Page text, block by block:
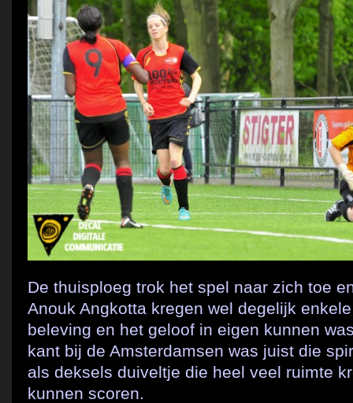
De thuisploeg trok het spel naar zich toe
Anouk Angkotta kregen wel degelijk
beleving en het geloof in eigen kunnen
kant bij de Amsterdamsen was juist die
als deksels duiveltje die heel veel ruimte
kunnen scoren.